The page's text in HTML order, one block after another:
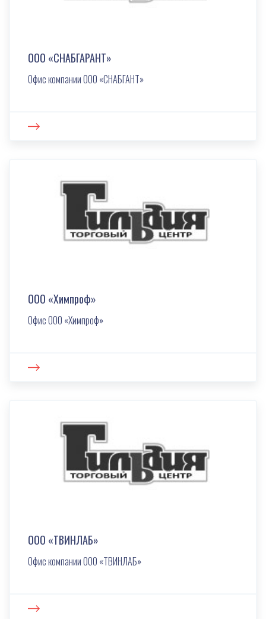
ООО «СНАБГАРАНТ»
Офис компании ООО «СНАБГАНТ»
ООО «Химпроф»
Офис ООО «Химпроф»
ООО «ТВИНЛАБ»
Офис компании ООО «ТВИНЛАБ»